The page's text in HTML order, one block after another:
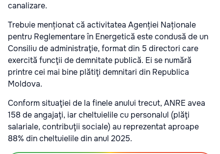
canalizare.
Trebuie menționat că activitatea Agenției Naționale
pentru Reglementare în Energetică este condusă de un
Consiliu de administraţie, format din 5 directori care
exercită funcţii de demnitate publică. Ei se numără
printre cei mai bine plătiţi demnitari din Republica
Moldova.
Conform situaţiei de la finele anului trecut, ANRE avea
158 de angajaţi, iar cheltuielile cu personalul (plăţi
salariale, contribuţii sociale) au reprezentat aproape
88% din cheltuielile din anul 2025.